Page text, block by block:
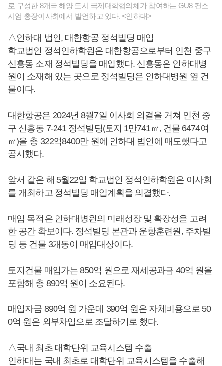
로 구성한 8개국 해양 도시 국제대학협의체가 참여하는 GU8 컨소
시엄 총장이사회에서 발언하고 있다. <인하대>
△인하대 법인, 대한항공 정석빌딩 매입
학교법인 정석인하학원은 대한항공으로부터 인천 중구
신흥동 소재 정석빌딩을 매입했다. 신흥동은 인하대병
원이 소재해 있는 곳으로 정석빌딩은 인하대병원 옆 건
물이다.
대한항공은 2024년 8월7일 이사회 의결을 거쳐 인천 중
구 신흥동 7-241 정석빌딩(토지 1만741㎡, 건물 6474여
㎡)을 총 322억8400만 원에 인하대 법인에 매도했다고
공시했다.
앞서 같은 해 5월22일 학교법인 정석인하학원은 이사회
를 개최하고 정석빌딩 매입계획을 의결했다.
매입 목적은 인하대병원의 미래성장 및 확장성을 고려
한 공간 확보이다. 정석빌딩 본관과 운항훈련원, 주차빌
딩 등 건물 3개동이 매입대상이다.
토지건물 매입가는 850억 원으로 재세공과금 40억 원을
포함해 총 890억 원이 소요된다.
매입자금 890억 원 가운데 390억 원은 자체비용으로 50
0억 원은 외부차입으로 조달하기로 했다.
△국내 최초 대학단위 교육시스템 수출
인하대는 국내 최초로 대학단위 교육시스템을 수출해